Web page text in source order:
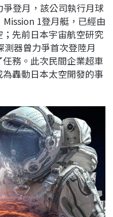
登月，該公司執行月球
1登月艇，已經由
先前日本宇宙航空研究
測器曾力爭首次登陸月
務。此次民間企業超車
轟動日本太空開發的事